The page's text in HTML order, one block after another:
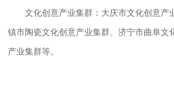
文化创意产业集群：大庆市文化创意产
镇市陶瓷文化创意产业集群、济宁市曲阜
产业集群等。